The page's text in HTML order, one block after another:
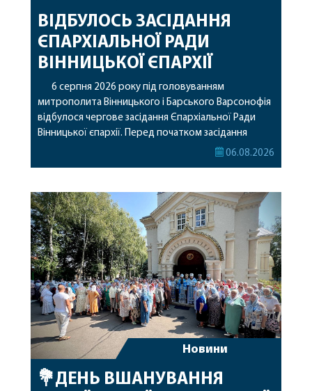
ВІДБУЛОСЬ ЗАСІДАННЯ
ЄПАРХІАЛЬНОЇ РАДИ
ВІННИЦЬКОЇ ЄПАРХІЇ
6 серпня 2026 року під головуванням
митрополита Вінницького і Барського Варсонофія
відбулося чергове засідання Єпархіальної Ради
Вінницької єпархії. Перед початком засідання
секретар Єпархіальної Ради від імені членів Ради
побажавши йому міцного здоров’я, Божої
допомоги, миру, духовної радості та
благословенних успіхів у подальшому
архіпастирському служінні. […]
06.08.2026
Новини
💐ДЕНЬ ВШАНУВАННЯ